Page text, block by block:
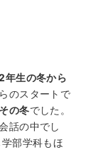
年生の冬から
のスタートで
の冬でした。
話の中でし
部学科もほ